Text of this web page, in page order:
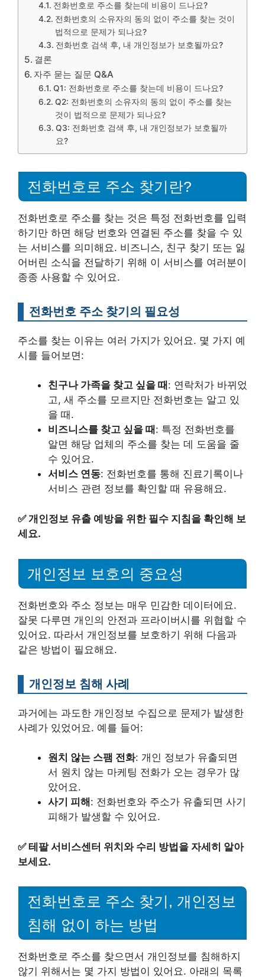
전화번호로 주소를 찾는데 비용이 드나요?
전화번호의 소유자의 동의 없이 주소를 찾는 것이
법적으로 문제가 되나요?
전화번호 검색 후, 내 개인정보가 보호될까요?
결론
자주 묻는 질문 Q&A
Q1: 전화번호로 주소를 찾는데 비용이 드나요?
Q2: 전화번호의 소유자의 동의 없이 주소를 찾는
것이 법적으로 문제가 되나요?
Q3: 전화번호 검색 후, 내 개인정보가 보호될까
요?
전화번호로 주소 찾기란?
전화번호로 주소를 찾는 것은 특정 전화번호를 입력
하기만 하면 해당 번호와 연결된 주소를 찾을 수 있
는 서비스를 의미해요. 비즈니스, 친구 찾기 또는 잃
어버린 소식을 전달하기 위해 이 서비스를 여러분이
종종 사용할 수 있어요.
전화번호 주소 찾기의 필요성
주소를 찾는 이유는 여러 가지가 있어요. 몇 가지 예
시를 들어보면:
친구나 가족을 찾고 싶을 때 : 연락처가 바뀌었
고, 새 주소를 모르지만 전화번호는 알고 있
을 때.
비즈니스를 찾고 싶을 때 : 특정 전화번호를
알면 해당 업체의 주소를 찾는 데 도움을 줄
수 있어요.
서비스 연동: 전화번호를 통해 진료기록이나
서비스 관련 정보를 확인할 때 유용해요.
✅개인정보 유출 예방을 위한 필수 지침을 확인해 보
세요.
개인정보 보호의 중요성
전화번호와 주소 정보는 매우 민감한 데이터에요.
잘못 다루면 개인의 안전과 프라이버시를 위협할 수
있어요. 따라서 개인정보를 보호하기 위해 다음과
같은 방법이 필요해요.
개인정보 침해 사례
과거에는 과도한 개인정보 수집으로 문제가 발생한
사례가 있었어요. 예를 들어:
원치 않는 스팸 전화: 개인 정보가 유출되면
서 원치 않는 마케팅 전화가 오는 경우가 많
았어요.
사기 피해 : 전화번호와 주소가 유출되면 사기
피해가 발생할 수 있어요.
✅테팔 서비스센터 위치와 수리 방법을 자세히 알아
보세요.
전화번호로 주소 찾기, 개인정보
침해 없이 하는 방법
전화번호로 주소를 찾으면서 개인정보를 침해하지
않기 위해서는 몇 가지 방법이 있어요. 아래의 목록